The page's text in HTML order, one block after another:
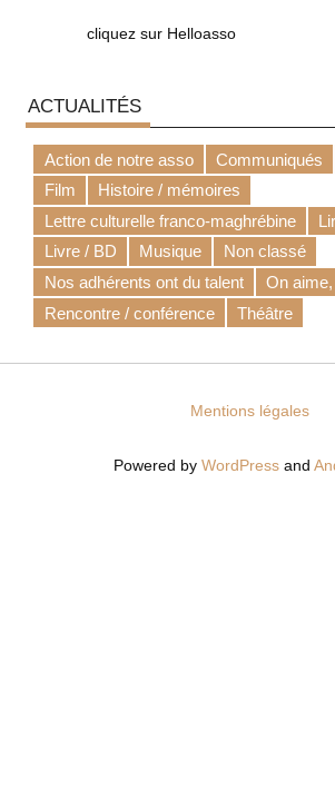
cliquez sur Helloasso
ACTUALITÉS
Action de notre asso Communiqués
Film
Histoire / mémoires
Lettre culturelle franco-maghrébine
Livre / BD
Musique
Non classé
Nos adhérents ont du talent
On
Rencontre / conférence
Théâtre
Mentions légales
Powered by WordPressand